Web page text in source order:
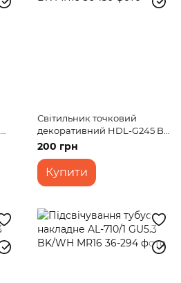
Світильник точковий
декоративний HDL-G245 BK
MR16
200 грн
Купити